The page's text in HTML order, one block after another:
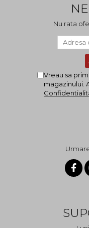
Nu rata
Vreau sa
magazinului.